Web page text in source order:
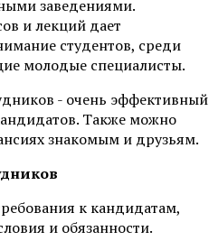
заведениями.
и лекций дает
студентов, среди
молодые специалисты.
- очень эффективный
Также можно
знакомым и друзьям.
к кандидатам,
и обязанности.